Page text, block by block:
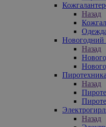
Назад
Назад
Назад
Назад